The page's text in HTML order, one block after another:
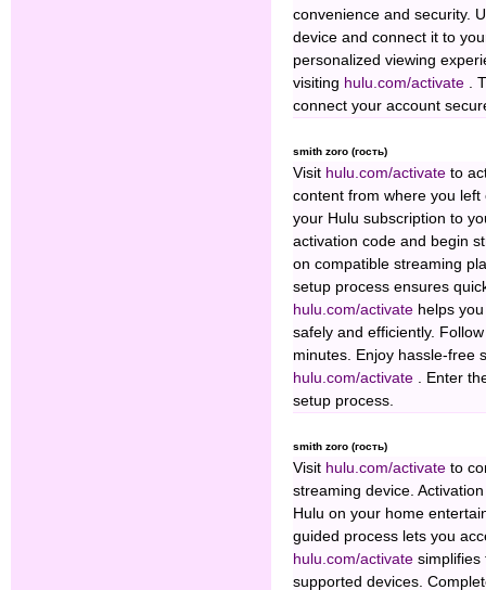
convenience and security.
device and connect it to
personalized viewing
visiting hulu.com/activate .
connect your account
smith zoro (гость)
Visit hulu.com/activate to
content from where you
your Hulu subscription to
activation code and begin
on compatible streaming
setup process ensures
hulu.com/activate helps
safely and efficiently.
minutes. Enjoy hassle-free
hulu.com/activate . Enter
setup process.
smith zoro (гость)
Visit hulu.com/activate to
streaming device.
Hulu on your home
guided process lets you
hulu.com/activate simplifies
supported devices.